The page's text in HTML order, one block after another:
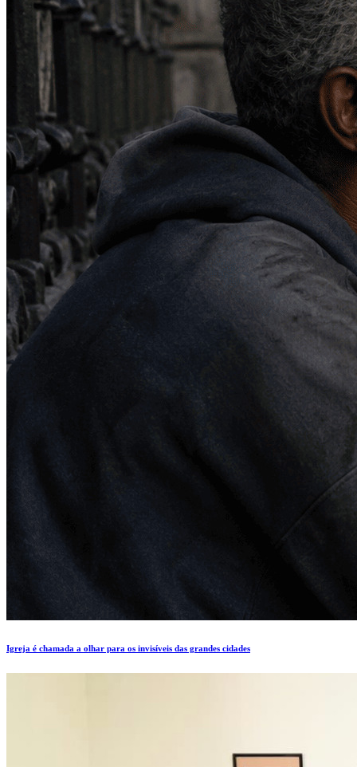
Igreja é chamada a olhar para os invisíveis das grandes cidades